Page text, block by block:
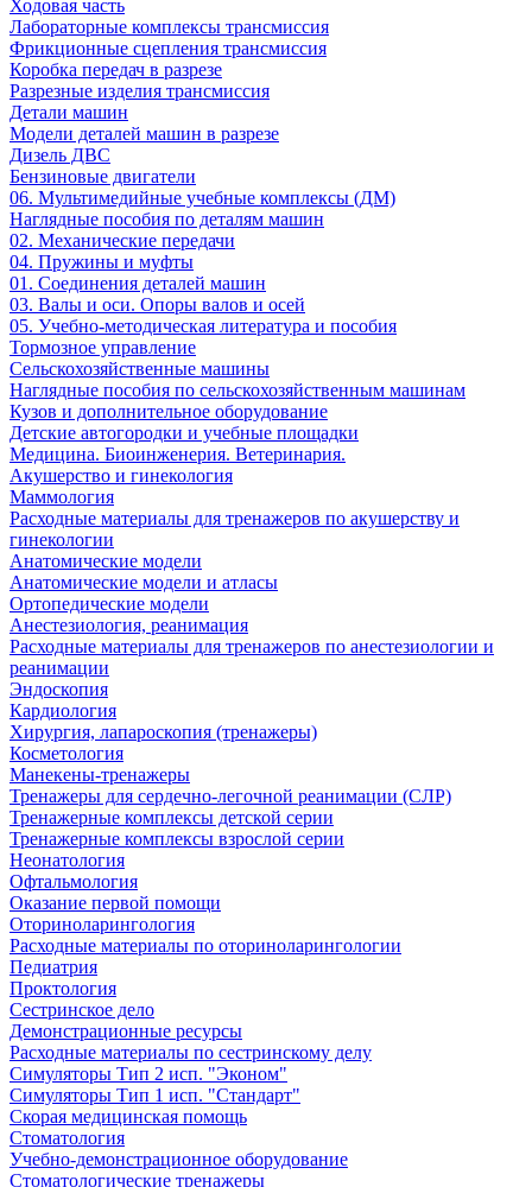
Ходовая часть
Лабораторные комплексы трансмиссия
Фрикционные сцепления трансмиссия
Коробка передач в разрезе
Разрезные изделия трансмиссия
Детали машин
Модели деталей машин в разрезе
Дизель ДВС
Бензиновые двигатели
06. Мультимедийные учебные комплексы (ДМ)
Наглядные пособия по деталям машин
02. Механические передачи
04. Пружины и муфты
01. Соединения деталей машин
03. Валы и оси. Опоры валов и осей
05. Учебно-методическая литература и пособия
Тормозное управление
Сельскохозяйственные машины
Наглядные пособия по сельскохозяйственным машинам
Кузов и дополнительное оборудование
Детские автогородки и учебные площадки
Медицина. Биоинженерия. Ветеринария.
Акушерство и гинекология
Маммология
Расходные материалы для тренажеров по акушерству и
гинекологии
Анатомические модели
Анатомические модели и атласы
Ортопедические модели
Анестезиология, реанимация
Расходные материалы для тренажеров по анестезиологии и
реанимации
Эндоскопия
Кардиология
Хирургия, лапароскопия (тренажеры)
Косметология
Манекены-тренажеры
Тренажеры для сердечно-легочной реанимации (СЛР)
Тренажерные комплексы детской серии
Тренажерные комплексы взрослой серии
Неонатология
Офтальмология
Оказание первой помощи
Оториноларингология
Расходные материалы по оториноларингологии
Педиатрия
Проктология
Сестринское дело
Демонстрационные ресурсы
Расходные материалы по сестринскому делу
Симуляторы Тип 2 исп. "Эконом"
Симуляторы Тип 1 исп. "Стандарт"
Скорая медицинская помощь
Стоматология
Учебно-демонстрационное оборудование
Стоматологические тренажеры